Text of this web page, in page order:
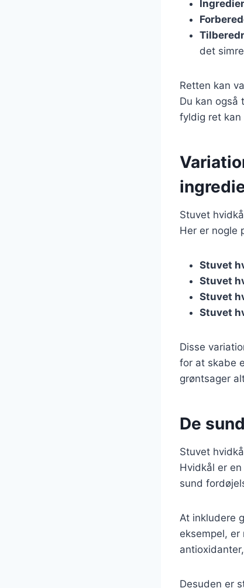
det
Retten kan
Du kan også
fyldig ret
Stuvet
Her er nogle
Stuvet
Stuvet
Stuvet
Stuvet
Disse
for at skabe
grøntsager
De
Stuvet
Hvidkål er
sund
At inkludere
eksempel,
Desuden er